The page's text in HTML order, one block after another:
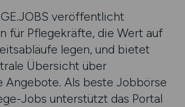
veröffentlicht
für Pflegekräfte, die Wert auf
legen, und bietet
Übersicht über
Angebote. Als beste Jobbörse
Jobs unterstützt das Portal